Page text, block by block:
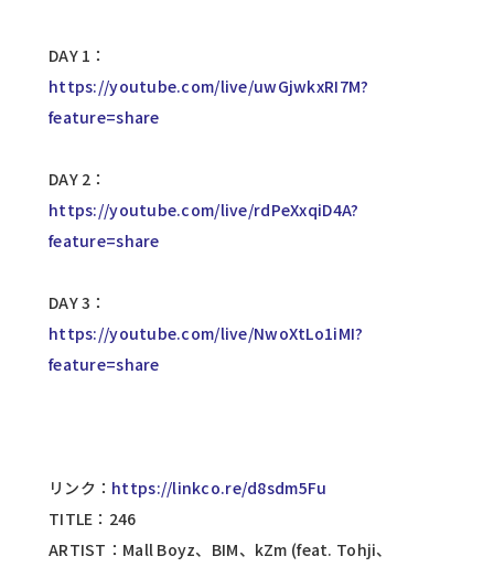
DAY 1：
https://youtube.com/live/uwGjwkxRI7M?
feature=share
DAY 2：
https://youtube.com/live/rdPeXxqiD4A?
feature=share
DAY 3：
https://youtube.com/live/NwoXtLo1iMI?
feature=share
リンク： https://linkco.re/d8sdm5Fu
TITLE：246
ARTIST：Mall Boyz、BIM、kZm (feat. Tohji、